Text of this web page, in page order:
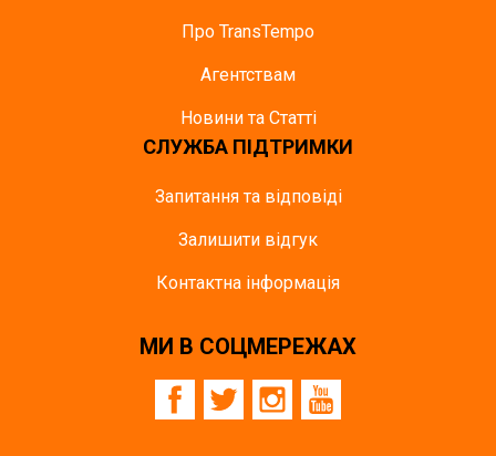
Про TransTempo
Агентствам
Новини та Статті
СЛУЖБА ПІДТРИМКИ
Запитання та відповіді
Залишити відгук
Контактна інформація
МИ В СОЦМЕРЕЖАХ